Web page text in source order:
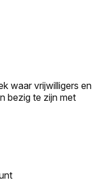
waar vrijwilligers en
bezig te zijn met